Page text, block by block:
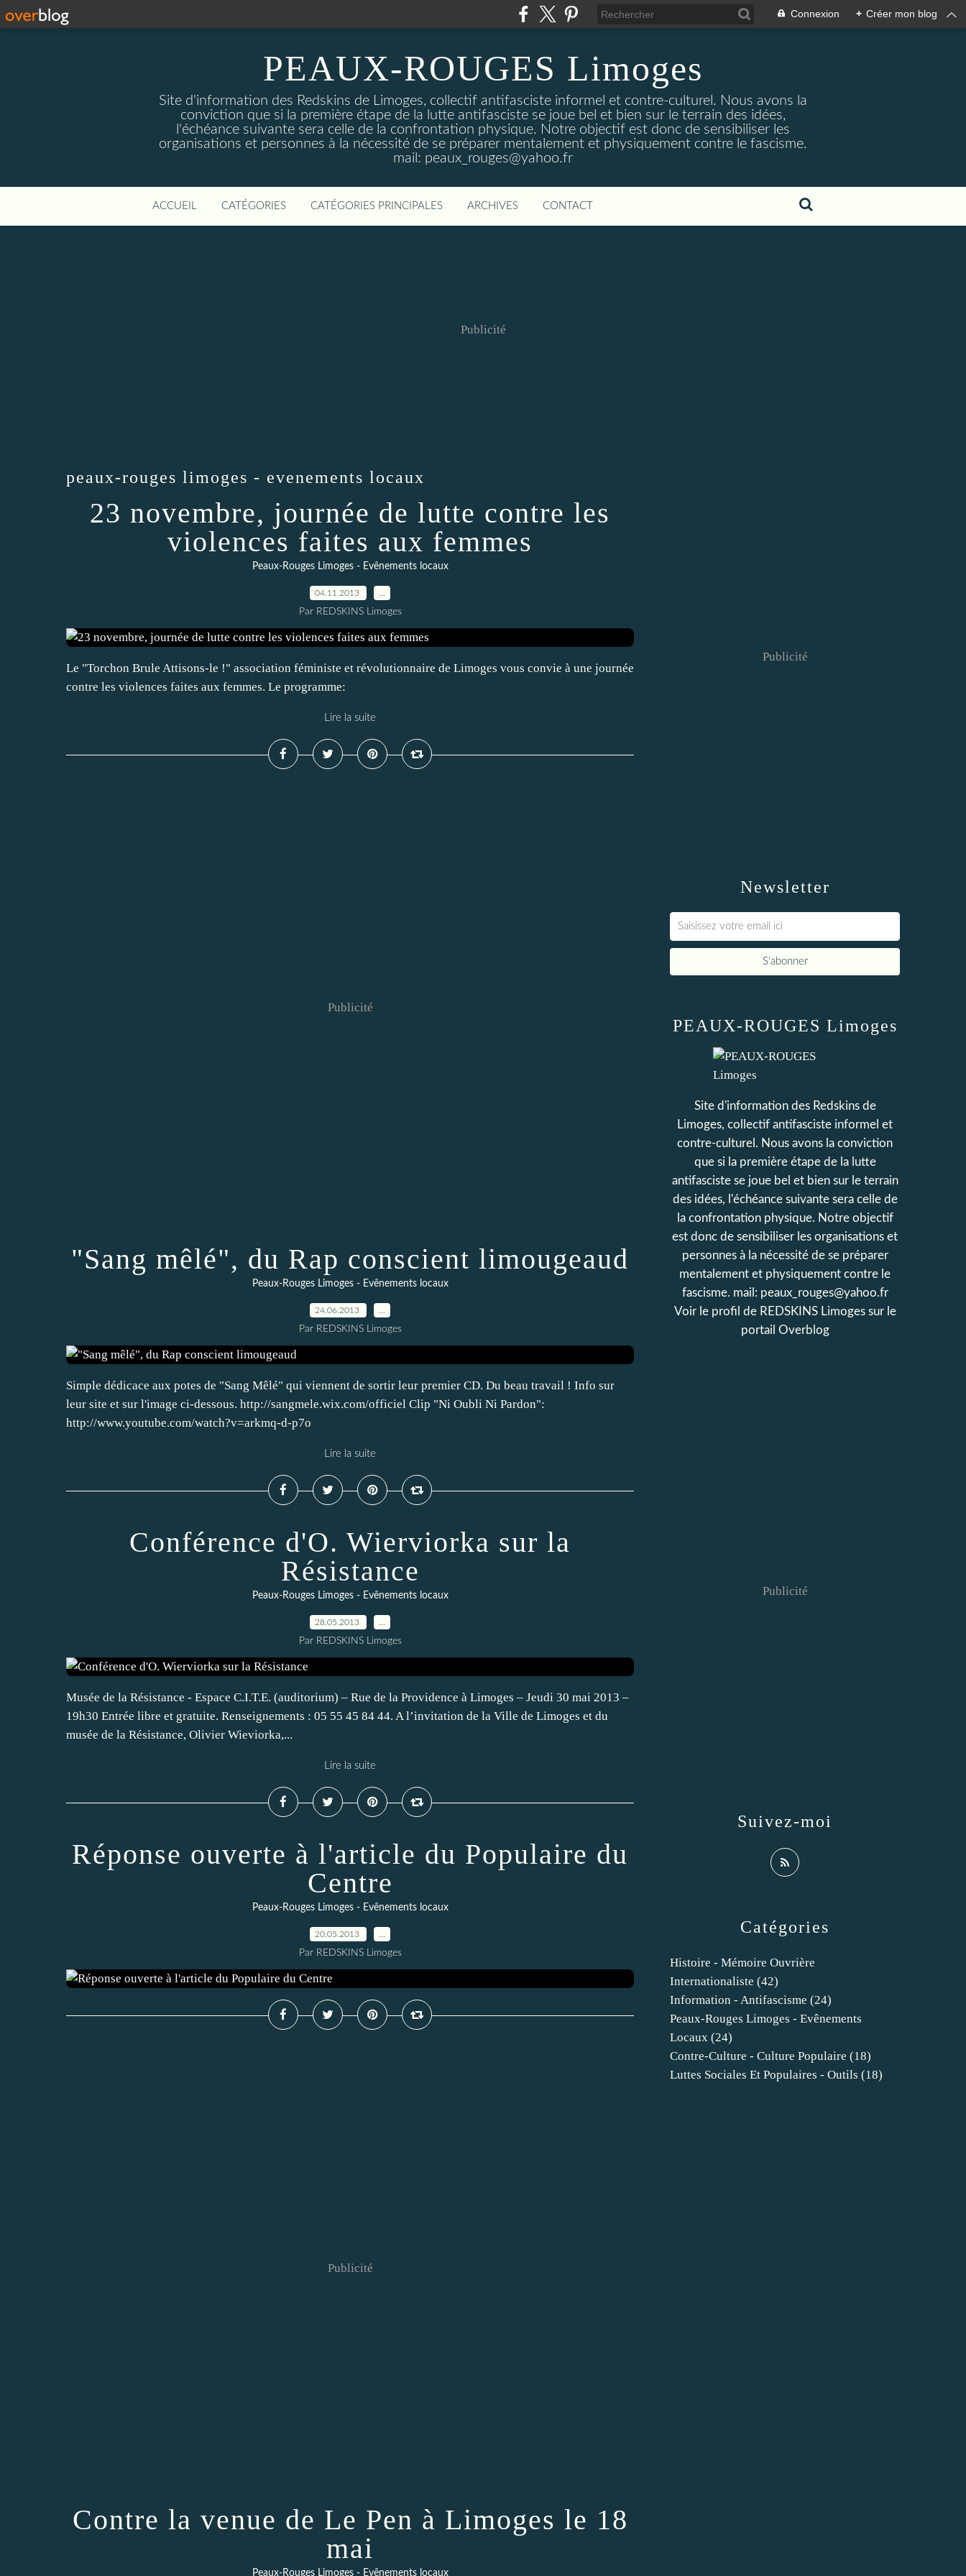
Connexion + Créer mon blog
PEAUX-ROUGES Limoges
Site d'information des Redskins de Limoges, collectif antifasciste informel et contre-culturel. Nous avons la
conviction que si la première étape de la lutte antifasciste se joue bel et bien sur le terrain des idées,
l'échéance suivante sera celle de la confrontation physique. Notre objectif est donc de sensibiliser les
organisations et personnes à la nécessité de se préparer mentalement et physiquement contre le fascisme.
mail: peaux_rouges@yahoo.fr
ACCUEIL CATÉGORIES CATÉGORIES PRINCIPALES ARCHIVES CONTACT
Publicité
peaux-rouges limoges - evenements locaux
23 novembre, journée de lutte contre les
violences faites aux femmes
Peaux-Rouges Limoges - Evênements locaux
04.11.2013
Par REDSKINS Limoges
Le "Torchon Brule Attisons-le !" association féministe et révolutionnaire de Limoges vous convie à une journée
contre les violences faites aux femmes. Le programme:
Lire la suite
Publicité
"Sang mêlé", du Rap conscient limougeaud
Peaux-Rouges Limoges - Evênements locaux
24.06.2013
Par REDSKINS Limoges
Simple dédicace aux potes de "Sang Mêlé" qui viennent de sortir leur premier CD. Du beau travail ! Info sur
leur site et sur l'image ci-dessous. http://sangmele.wix.com/officiel Clip "Ni Oubli Ni Pardon":
http://www.youtube.com/watch?v=arkmq-d-p7o
Lire la suite
Conférence d'O. Wierviorka sur la
Résistance
Peaux-Rouges Limoges - Evênements locaux
28.05.2013
Par REDSKINS Limoges
Musée de la Résistance - Espace C.I.T.E. (auditorium) – Rue de la Providence à Limoges – Jeudi 30 mai 2013 –
19h30 Entrée libre et gratuite. Renseignements : 05 55 45 84 44. A l’invitation de la Ville de Limoges et du
musée de la Résistance, Olivier Wieviorka,...
Lire la suite
Réponse ouverte à l'article du Populaire du
Centre
Peaux-Rouges Limoges - Evênements locaux
20.05.2013
Par REDSKINS Limoges
Publicité
Contre la venue de Le Pen à Limoges le 18
mai
Peaux-Rouges Limoges - Evênements locaux
Newsletter
Publicité
Catégories
Histoire - Mémoire Ouvrière
Internationaliste (42)
Information - Antifascisme (24)
Peaux-Rouges Limoges - Evênements
Locaux (24)
Contre-Culture - Culture Populaire (18)
Luttes Sociales Et Populaires - Outils (18)
PEAUX-ROUGES Limoges
Site d'information des Redskins de
Limoges, collectif antifasciste informel et
contre-culturel. Nous avons la conviction
que si la première étape de la lutte
antifasciste se joue bel et bien sur le terrain
des idées, l'échéance suivante sera celle de
la confrontation physique. Notre objectif
est donc de sensibiliser les organisations et
personnes à la nécessité de se préparer
mentalement et physiquement contre le
fascisme. mail: peaux_rouges@yahoo.fr
Voir le profil de REDSKINS Limogessur le
portail Overblog
Suivez-moi
Publicité